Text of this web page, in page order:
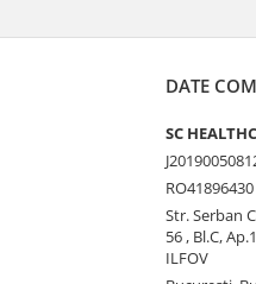
DATE
SC
RO41896430
Str. Serban
56 , Bl.C,
ILFOV